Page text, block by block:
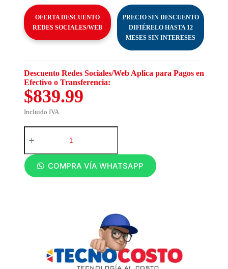
OFERTA DESCUENTO
REDES SOCIALES/WEB
PRECIO SIN DESCUENTO
DIFIÉRELO HASTA 12
MESES SIN INTERESES
Descuento Redes Sociales/Web Aplica para Pagos en
Efectivo o Transferencia:
$839.99
Incluido IVA
COMPRA VÍA WHATSAPP